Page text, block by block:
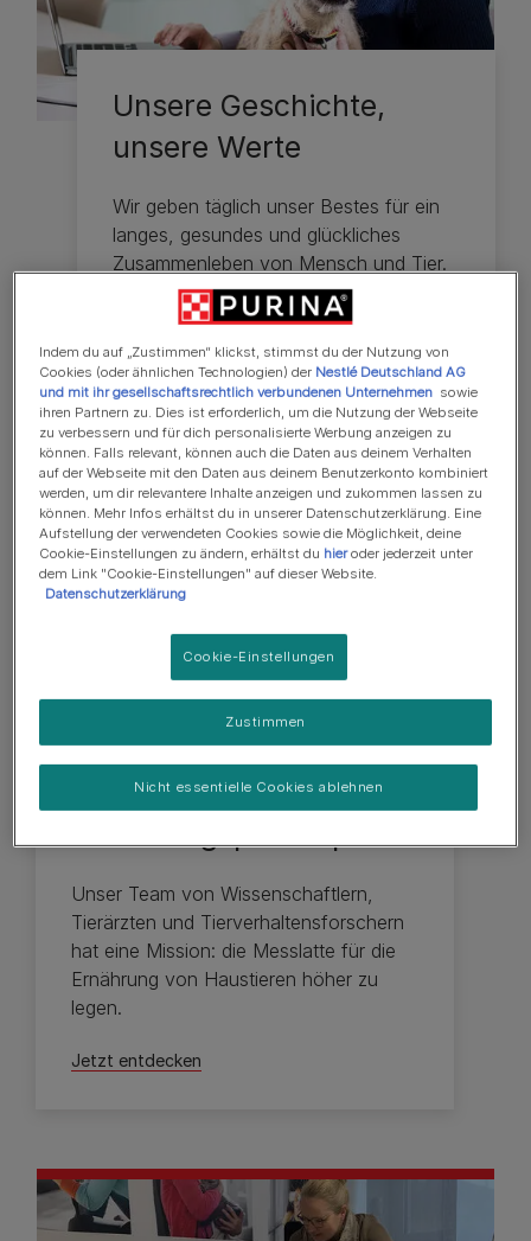
Unsere Geschichte,
unsere Werte
Wir geben täglich unser Bestes für ein
langes, gesundes und glückliches
Zusammenleben von Mensch und Tier.
Erfahre mehr über unsere Werte
Fütterung & Ernährung
Unsere
Unser Team von Wissenschaftlern,
Tierärzten und Tierverhaltensforschern
hat eine Mission: die Messlatte für die
Ernährung von Haustieren höher zu
legen.
Jetzt entdecken
Indem du auf „Zustimmen“ klickst, stimmst du der Nutzung von
Cookies (oder ähnlichen Technologien) der Nestlé Deutschland AG
und mit ihr gesellschaftsrechtlich verbundenen Unternehmen sowie
ihren Partnern zu. Dies ist erforderlich, um die Nutzung der Webseite
zu verbessern und für dich personalisierte Werbung anzeigen zu
können. Falls relevant, können auch die Daten aus deinem Verhalten
auf der Webseite mit den Daten aus deinem Benutzerkonto kombiniert
werden, um dir relevantere Inhalte anzeigen und zukommen lassen zu
können. Mehr Infos erhältst du in unserer Datenschutzerklärung. Eine
Aufstellung der verwendeten Cookies sowie die Möglichkeit, deine
Cookie-Einstellungen zu ändern, erhältst du hieroder jederzeit unter
dem Link "Cookie-Einstellungen" auf dieser Website.
Datenschutzerklärung
Cookie-Einstellungen
Nicht essentielle Cookies ablehnen
Zustimmen